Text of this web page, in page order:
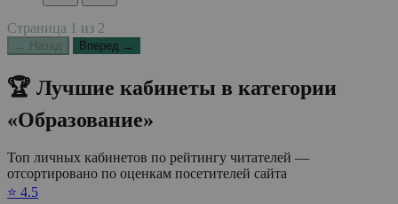
Страница 1 из 2
← Назад Вперед →
🏆 Лучшие кабинеты в категории
«Образование»
Топ личных кабинетов по рейтингу читателей —
отсортировано по оценкам посетителей сайта
⭐ 4.5